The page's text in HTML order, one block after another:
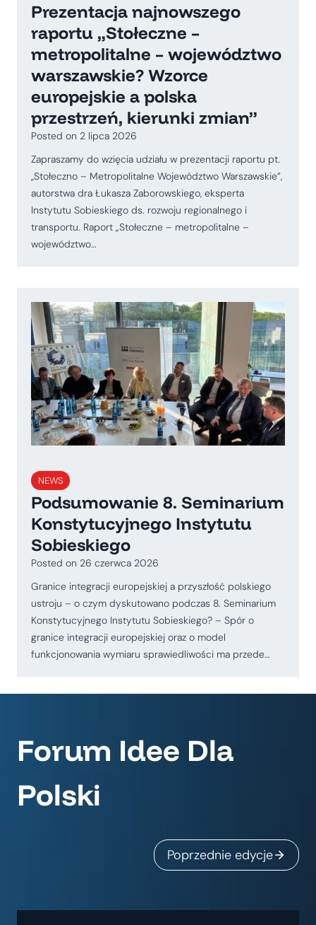
Prezentacja najnowszego
raportu „Stołeczne –
metropolitalne – województwo
warszawskie? Wzorce
europejskie a polska
przestrzeń, kierunki zmian”
Posted on 2 lipca 2026
Zapraszamy do wzięcia udziału w prezentacji raportu pt.
,,Stołeczno – Metropolitalne Województwo Warszawskie”,
autorstwa dra Łukasza Zaborowskiego, eksperta
Instytutu Sobieskiego ds. rozwoju regionalnego i
transportu. Raport „Stołeczne – metropolitalne –
województwo…
NEWS
Podsumowanie 8. Seminarium
Konstytucyjnego Instytutu
Sobieskiego
Posted on 26 czerwca 2026
Granice integracji europejskiej a przyszłość polskiego
ustroju – o czym dyskutowano podczas 8. Seminarium
Konstytucyjnego Instytutu Sobieskiego? – Spór o
granice integracji europejskiej oraz o model
funkcjonowania wymiaru sprawiedliwości ma przede…
Forum Idee Dla
Polski
Poprzednie edycje